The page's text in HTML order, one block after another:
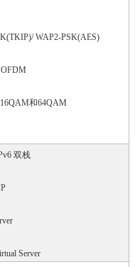
WAP2-PSK(AES)
和64QAM
双栈
Server